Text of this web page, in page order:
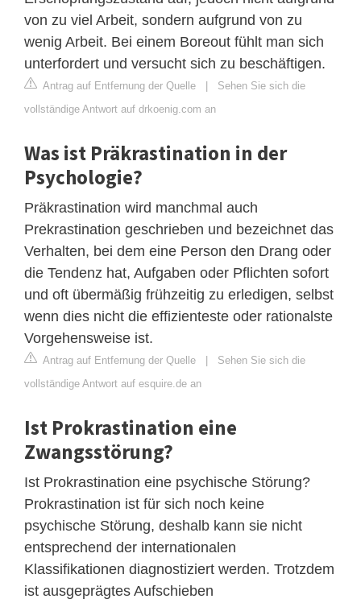
von zu viel Arbeit, sondern aufgrund von zu
wenig Arbeit. Bei einem Boreout fühlt man sich
unterfordert und versucht sich zu beschäftigen.
Antrag auf Entfernung der Quelle | Sehen Sie sich die
vollständige Antwort auf drkoenig.com an
Was ist Präkrastination in der
Psychologie?
Präkrastination wird manchmal auch
Prekrastination geschrieben und bezeichnet das
Verhalten, bei dem eine Person den Drang oder
die Tendenz hat, Aufgaben oder Pflichten sofort
und oft übermäßig frühzeitig zu erledigen, selbst
wenn dies nicht die effizienteste oder rationalste
Vorgehensweise ist.
Antrag auf Entfernung der Quelle | Sehen Sie sich die
vollständige Antwort auf esquire.de an
Ist Prokrastination eine
Zwangsstörung?
Ist Prokrastination eine psychische Störung?
Prokrastination ist für sich noch keine
psychische Störung, deshalb kann sie nicht
entsprechend der internationalen
Klassifikationen diagnostiziert werden. Trotzdem
ist ausgeprägtes Aufschieben